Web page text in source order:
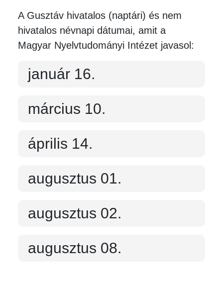
A Gusztáv hivatalos (naptári) és nem
hivatalos névnapi dátumai, amit a
Magyar Nyelvtudományi Intézet javasol:
január 16.
március 10.
április 14.
augusztus 01.
augusztus 02.
augusztus 08.